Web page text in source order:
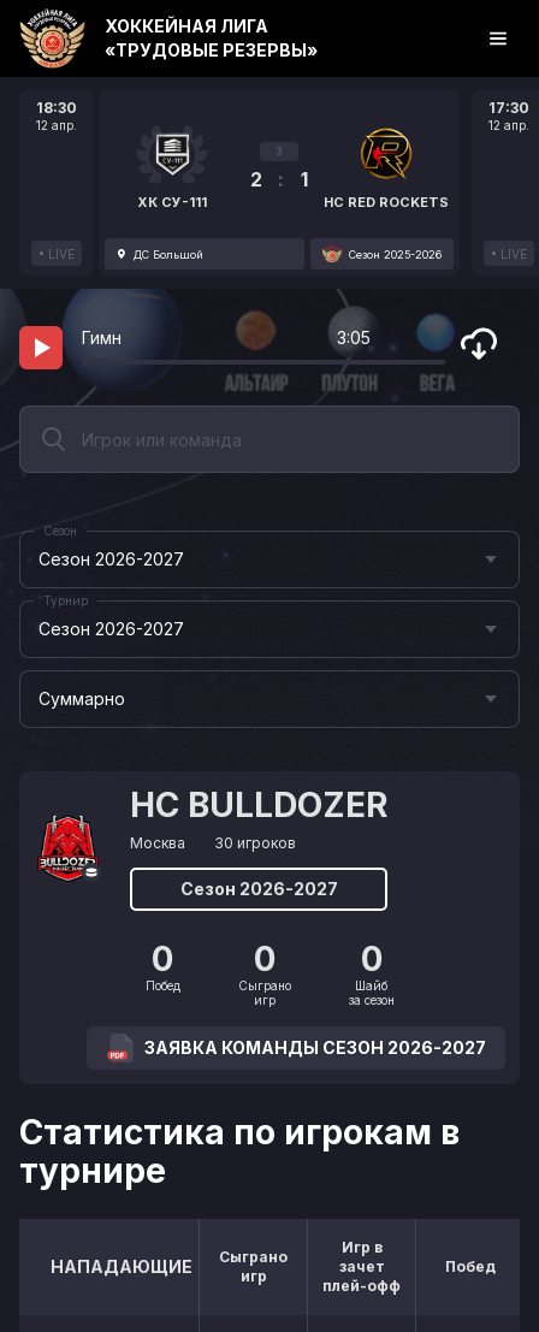
18:30
12 апр.
LIVE
ХК СУ-111
3
2 : 1
HC RED ROCKETS
ДС Большой Сезон 2025-2026
17:30
12 апр.
LIVE
ХОККЕЙНАЯ ЛИГА
«ТРУДОВЫЕ РЕЗЕРВЫ»
Гимн 3:05
Сезон 2026-2027
Сезон
Сезон 2026-2027
Турнир
Суммарно
HC BULLDOZER
Москва 30 игроков
Сезон 2026-2027
0
Побед
0
Сыграно
игр
0
Шайб
за сезон
ЗАЯВКА КОМАНДЫ СЕЗОН 2026-2027
Статистика по игрокам в
турнире
НАПАДАЮЩИЕ
Сыграно
игр
Игр в
зачет
плей-офф
Побед